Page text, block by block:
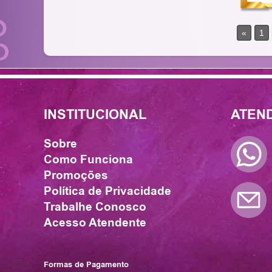
« 1
INSTITUCIONAL
Sobre
Como Funciona
Promoções
Política de Privacidade
Trabalhe Conosco
Acesso Atendente
Formas de Pagamento